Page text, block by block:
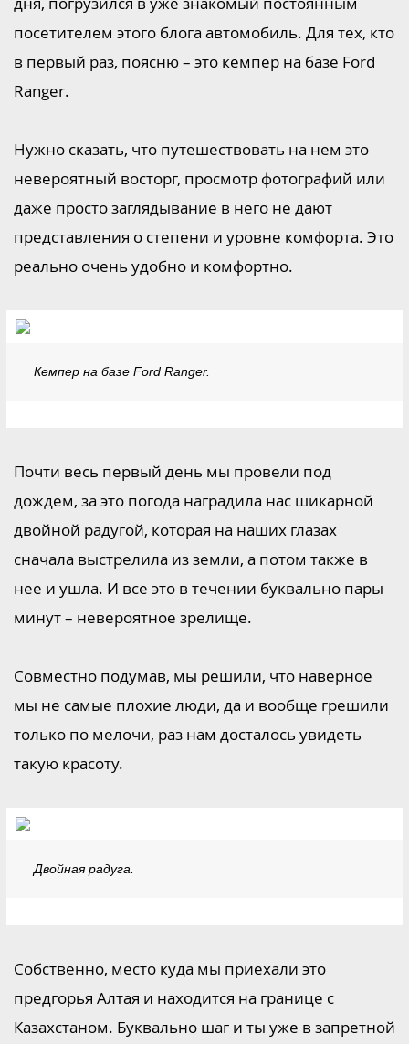
посетителем этого блога автомобиль. Для тех, кто
в первый раз, поясню – это кемпер на базе Ford
Ranger.
Нужно сказать, что путешествовать на нем это
невероятный восторг, просмотр фотографий или
даже просто заглядывание в него не дают
представления о степени и уровне комфорта. Это
реально очень удобно и комфортно.
Кемпер на базе Ford Ranger.
Почти весь первый день мы провели под
дождем, за это погода наградила нас шикарной
двойной радугой, которая на наших глазах
сначала выстрелила из земли, а потом также в
нее и ушла. И все это в течении буквально пары
минут – невероятное зрелище.
Совместно подумав, мы решили, что наверное
мы не самые плохие люди, да и вообще грешили
только по мелочи, раз нам досталось увидеть
такую красоту.
Двойная радуга.
Собственно, место куда мы приехали это
предгорья Алтая и находится на границе с
Казахстаном. Буквально шаг и ты уже в запретной